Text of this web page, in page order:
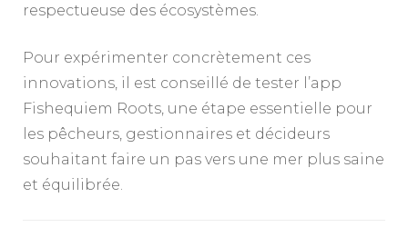
respectueuse des écosystèmes.
Pour expérimenter concrètement ces
innovations, il est conseillé de tester l’app
Fishequiem Roots, une étape essentielle pour
les pêcheurs, gestionnaires et décideurs
souhaitant faire un pas vers une mer plus saine
et équilibrée.